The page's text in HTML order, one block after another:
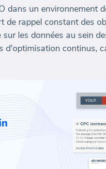
dans un environnement
de rappel constant des
les données au sein
continus,